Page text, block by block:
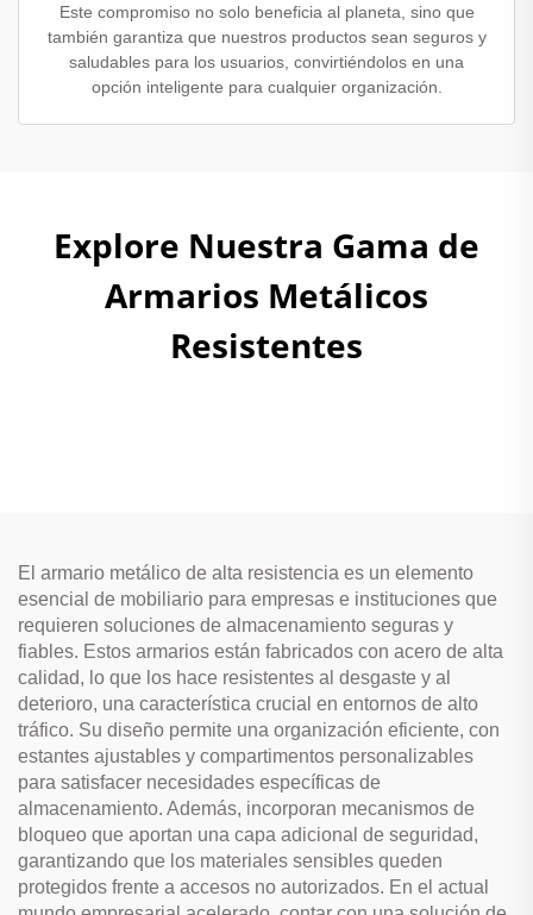
Este compromiso no solo beneficia al planeta, sino que
también garantiza que nuestros productos sean seguros y
saludables para los usuarios, convirtiéndolos en una
opción inteligente para cualquier organización.
Explore Nuestra Gama de
Armarios Metálicos
Resistentes
El armario metálico de alta resistencia es un elemento
esencial de mobiliario para empresas e instituciones que
requieren soluciones de almacenamiento seguras y
fiables. Estos armarios están fabricados con acero de alta
calidad, lo que los hace resistentes al desgaste y al
deterioro, una característica crucial en entornos de alto
tráfico. Su diseño permite una organización eficiente, con
estantes ajustables y compartimentos personalizables
para satisfacer necesidades específicas de
almacenamiento. Además, incorporan mecanismos de
bloqueo que aportan una capa adicional de seguridad,
garantizando que los materiales sensibles queden
protegidos frente a accesos no autorizados. En el actual